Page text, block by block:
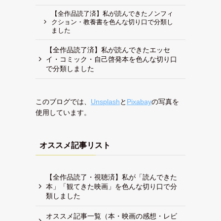
【全作品読了済】私が読んできたノンフィ
クション・教養書を色んな切り口で分類し
ました
【全作品読了済】私が読んできたエッセ
イ・コミック・自己啓発本を色んな切り口
で分類しました
このブログでは、 Unsplashと Pixabayの写真を
使用しています。
オススメ記事リスト
【全作品読了・視聴済】私が「読んできた
本」「観てきた映画」を色んな切り口で分
類しました
オススメ記事一覧（本・映画の感想・レビ